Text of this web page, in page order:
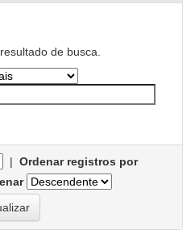
de busca.
| Ordenar registros por